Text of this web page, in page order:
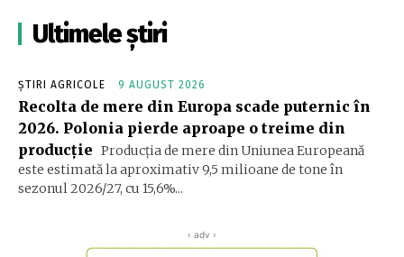
Ultimele știri
ȘTIRI AGRICOLE 9 AUGUST 2026
Recolta de mere din Europa scade puternic în
2026. Polonia pierde aproape o treime din
producție Producția de mere din Uniunea Europeană
este estimată la aproximativ 9,5 milioane de tone în
sezonul 2026/27, cu 15,6%...
‹ adv ›